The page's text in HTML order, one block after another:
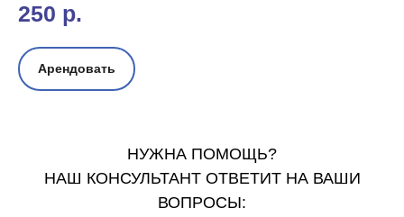
250 р.
Арендовать
НУЖНА ПОМОЩЬ?
НАШ КОНСУЛЬТАНТ ОТВЕТИТ НА ВАШИ
ВОПРОСЫ: